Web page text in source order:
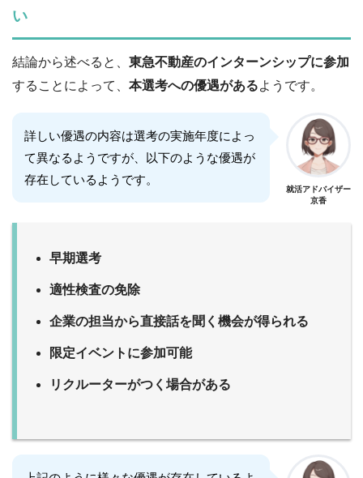
い
結論から述べると、 東急不動産のインターンシップに参加
することによって、 本選考への優遇があるようです。
詳しい優遇の内容は選考の実施年度によっ
て異なるようですが、以下のような優遇が
存在しているようです。
就活アドバイザー
京香
早期選考
適性検査の免除
企業の担当から直接話を聞く機会が得られる
限定イベントに参加可能
リクルーターがつく場合がある